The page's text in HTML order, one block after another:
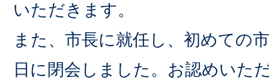
いただきます。
また、市長に就任し、初めての
日に閉会しました。お認めいた